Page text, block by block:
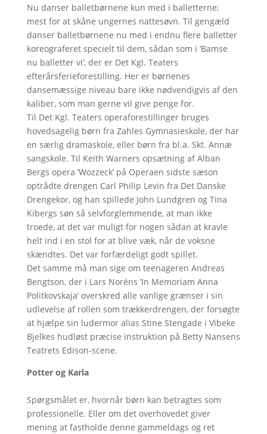
Nu danser balletbørnene kun med i balletterne;
mest for at skåne ungernes nattesøvn. Til gengæld
danser balletbørnene nu med i endnu flere balletter
koreograferet specielt til dem, sådan som i ’Bamse
nu balletter vi’, der er Det Kgl. Teaters
efterårsferieforestilling. Her er børnenes
dansemæssige niveau bare ikke nødvendigvis af den
kaliber, som man gerne vil give penge for.
Til Det Kgl. Teaters operaforestillinger bruges
hovedsagelig børn fra Zahles Gymnasieskole, der har
en særlig dramaskole, eller børn fra bl.a. Skt. Annæ
sangskole. Til Keith Warners opsætning af Alban
Bergs opera ’Wozzeck’ på Operaen sidste sæson
optrådte drengen Carl Philip Levin fra Det Danske
Drengekor, og han spillede John Lundgren og Tina
Kibergs søn så selvforglemmende, at man ikke
troede, at det var muligt for nogen sådan at kravle
helt ind i en stol for at blive væk, når de voksne
skændtes. Det var forfærdeligt godt spillet.
Det samme må man sige om teenageren Andreas
Bengtson, der i Lars Noréns ’In Memoriam Anna
Politkovskaja’ overskred alle vanlige grænser i sin
udlevelse af rollen som trækkerdrengen, der forsøgte
at hjælpe sin ludermor alias Stine Stengade i Vibeke
Bjelkes hudløst præcise instruktion på Betty Nansens
Teatrets Edison-scene.
Potter og Karla
Spørgsmålet er, hvornår børn kan betragtes som
professionelle. Eller om det overhovedet giver
mening at fastholde denne gammeldags og ret